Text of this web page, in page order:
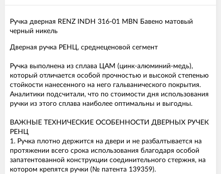
Ручка дверная RENZ INDH 316-01 MBN Бавено матовый
черный никель
Дверная ручка РЕНЦ, среднеценовой сегмент
Ручка выполнена из сплава ЦАМ (цинк-алюминий-медь),
который отличается особой прочностью и высокой степенью
стойкости нанесенного на него гальванического покрытия.
Аналитики подсчитали, что по стоимости дня использования
ручки из этого сплава наиболее оптимальны и выгодны.
ВАЖНЫЕ ТЕХНИЧЕСКИЕ ОСОБЕННОСТИ ДВЕРНЫХ РУЧЕК
РЕНЦ
1. Ручка плотно держится на двери и не разбалтывается на
протяжении всего срока использования благодаря особой
запатентованной конструкции соединительного стержня, на
котором крепятся ручки (№ патента 139359).